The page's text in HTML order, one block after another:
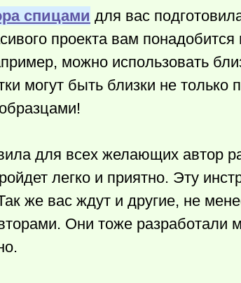
спицами для вас
проекта вам
можно использовать
могут быть близки не только
для всех желающих автор
легко и приятно. Эту
же вас ждут и другие, не
Они тоже разработали